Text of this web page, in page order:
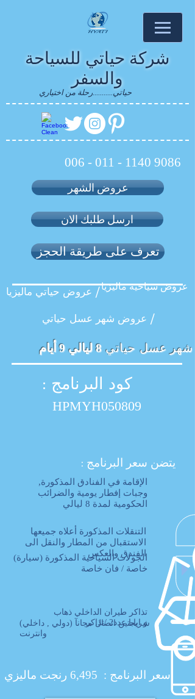
شركة حياتي للسياحة
والسفر
حياتي...........رحلة من اختياري
006 - 011 - 1140 9086
تعرف على طريقة الحجز
ارسل طلبك الان
عروض الشهر
عروض سياحية ماليزيا
شهر عسل حياتي 8 ليالي 9 أيام
يتضن سعر البرنامج :
الإقامة في الفنادق المذكورة,
وجبات إفطار یومیة والضرائب
الحكومیة لمدة 8 لیالي
التنقلات المذكورة أعلاه جمیعها
الاستقبال من المطار والنقل الى
الفندق والعكس
سعر البرنامج : 6,495 رنجت ماليزي
تذاكر طيران الداخلي ذهاب
و ايابا عدد2 /تذاكر
(شریحتین اتصال مجانآ (دولي , داخلي
وانترنت
HPMYH050809
كود البرنامج :
(الجولات السیاحیة المذكورة (سيارة
خاصة / فان خاصة
عروض حياتي ماليزيا /
عروض شهر عسل حياتي /